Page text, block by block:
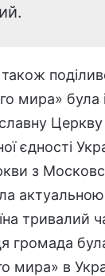
мира» була
єдності
з
тривалий
громада
мира» в